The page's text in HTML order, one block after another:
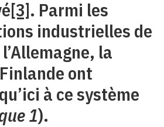
[3]. Parmi les
industrielles de
la
ont
à ce système
1).